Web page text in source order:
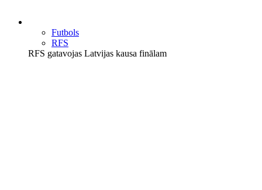
Futbols
RFS
RFS gatavojas Latvijas kausa finālam